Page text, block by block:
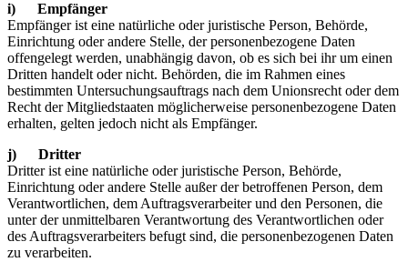
i) Empfänger
Empfänger ist eine natürliche oder juristische Person, Behörde,
Einrichtung oder andere Stelle, der personenbezogene Daten
offengelegt werden, unabhängig davon, ob es sich bei ihr um einen
Dritten handelt oder nicht. Behörden, die im Rahmen eines
bestimmten Untersuchungsauftrags nach dem Unionsrecht oder dem
Recht der Mitgliedstaaten möglicherweise personenbezogene Daten
erhalten, gelten jedoch nicht als Empfänger.
j) Dritter
Dritter ist eine natürliche oder juristische Person, Behörde,
Einrichtung oder andere Stelle außer der betroffenen Person, dem
Verantwortlichen, dem Auftragsverarbeiter und den Personen, die
unter der unmittelbaren Verantwortung des Verantwortlichen oder
des Auftragsverarbeiters befugt sind, die personenbezogenen Daten
zu verarbeiten.